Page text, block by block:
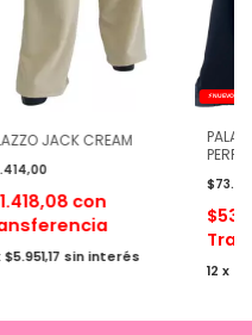
JACK CREAM
con
$5.951,17 sin interés
⚡ NUEVO
12 x